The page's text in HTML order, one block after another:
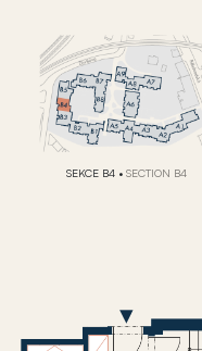
SEKCE B4 • SECTION B4